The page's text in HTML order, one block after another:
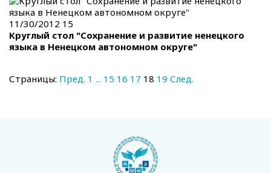
11/30/2012 15
Круглый стол "Сохранение и развитие ненецкого
языка в Ненецком автономном округе"
Страницы: Пред. 1 ... 15 16 17 18 19 След.